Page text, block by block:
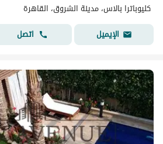
كليوباترا بالاس، مدينة الشروق، القاهرة
الإيميل
اتصل